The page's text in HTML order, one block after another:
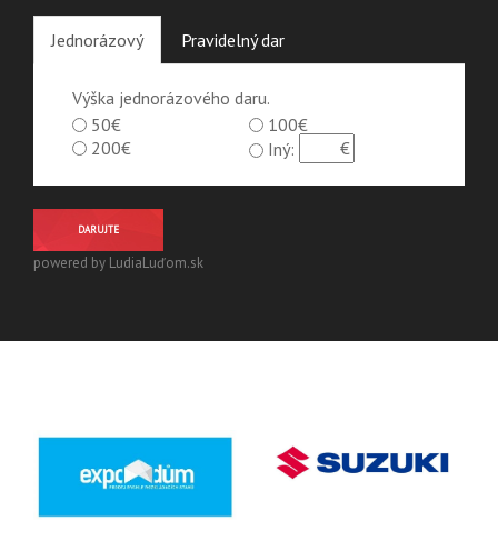
Jednorázový Pravidelný dar
Výška jednorázového daru.
50€
100€
200€
Iný:
DARUJTE
powered by LudiaLuďom.sk